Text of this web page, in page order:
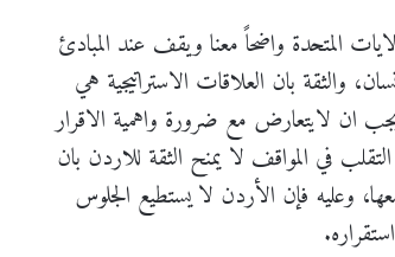
المتحدة واضحاً معنا ويقف عند المبادئ
والثقة بان العلاقات الاستراتيجية هي
ان لايتعارض مع ضرورة واهمية الاقرار
في المواقف لا يمنح الثقة للاردن بان
وعليه فإن الأردن لا يستطيع الجلوس